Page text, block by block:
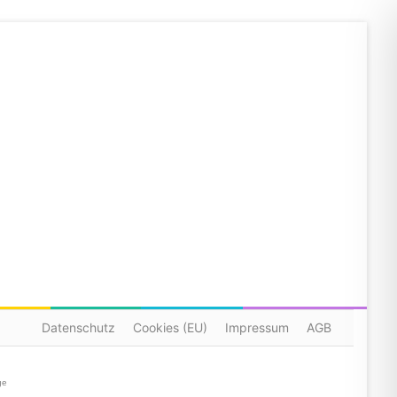
Datenschutz Cookies (EU) Impressum AGB